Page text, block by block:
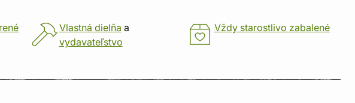
Vlastná dielňa a
vydavateľstvo
Vždy starostlivo zabalené